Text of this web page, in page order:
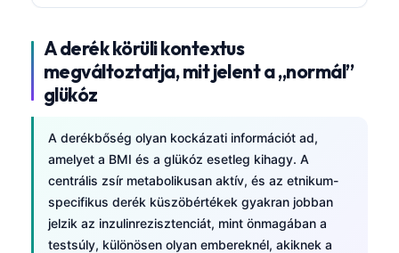
A derék körüli kontextus
megváltoztatja, mit jelent a „normál”
glükóz
A derékbőség olyan kockázati információt ad,
amelyet a BMI és a glükóz esetleg kihagy. A
centrális zsír metabolikusan aktív, és az etnikum-
specifikus derék küszöbértékek gyakran jobban
jelzik az inzulinrezisztenciát, mint önmagában a
testsúly, különösen olyan embereknél, akiknek a
ქართული
Русский
Lietuvių kalba
Polski
Slovenščina
Shqip
বাংলা
اردو